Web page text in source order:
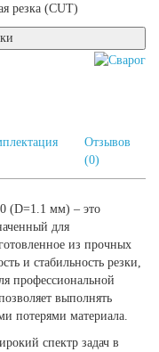
резка (CUT)
Отзывов
(0)
(D=1.1 мм) – это
для
из прочных
и стабильность резки,
профессиональной
выполнять
потерями материала.
спектр задач в